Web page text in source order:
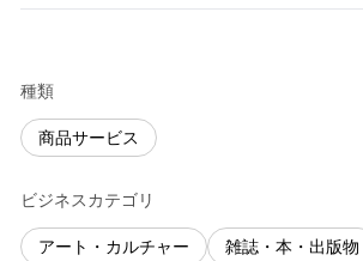
種類
商品サービス
ビジネスカテゴリ
アート・カルチャー 雑誌・本・出版物